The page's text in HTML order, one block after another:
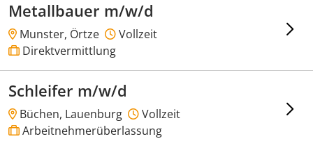
Metallbauer m/w/d
Munster, Örtze
Vollzeit
Direktvermittlung
Schleifer m/w/d
Büchen, Lauenburg
Vollzeit
Arbeitnehmerüberlassung